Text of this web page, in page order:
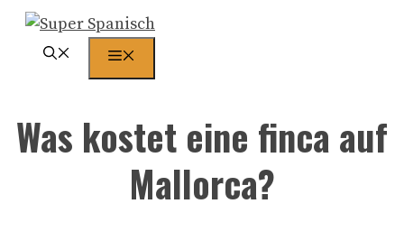
Zum
Inhalt
Was kostet eine finca auf
Mallorca?